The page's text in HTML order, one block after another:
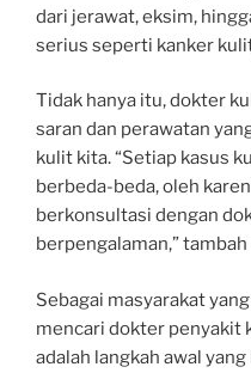
dari jerawat, eksim,
serius seperti kanker
Tidak hanya itu, dokter
saran dan perawatan
kulit kita. “Setiap kasus
berbeda-beda, oleh
berkonsultasi dengan
berpengalaman,” tambah
Sebagai masyarakat
mencari dokter penyakit
adalah langkah awal